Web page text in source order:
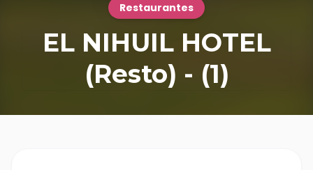
Restaurantes
EL NIHUIL HOTEL
(Resto) - (1)